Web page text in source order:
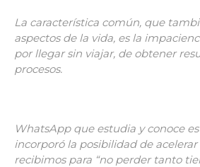
La característica común, que
aspectos de la vida, es la
por llegar sin viajar, de obtener
procesos.
WhatsApp que estudia y conoce
incorporó la posibilidad de
recibimos para “no perder tanto